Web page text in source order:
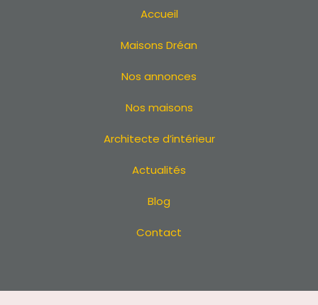
Accueil
Maisons Dréan
Nos annonces
Nos maisons
Architecte d’intérieur
Actualités
Blog
Contact